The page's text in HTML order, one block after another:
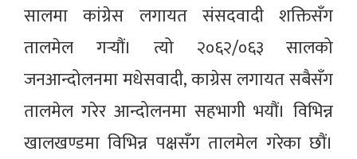
सालमा कांग्रेस लगायत संसदवादी शक्तिसँग
तालमेल गर्‍यौं। त्यो २०६२/०६३ सालको
जनआन्दोलनमा मधेसवादी, काग्रेस लगायत सबैसँग
तालमेल गरेर आन्दोलनमा सहभागी भयौं। विभिन्न
खालखण्डमा विभिन्न पक्षसँग तालमेल गरेका छौं।